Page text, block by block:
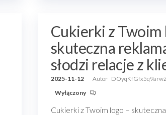
Cukierki z Twoim
skuteczna
słodzi relacje z
2025-11-12 Autor
Wyłączony
Cukierki z Twoim logo –